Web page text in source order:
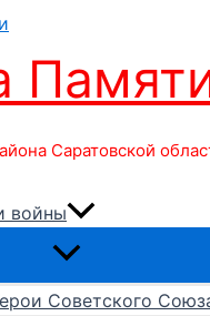
Саратовской
войны
Советского